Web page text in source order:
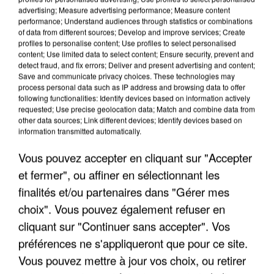
APRÈS TOUTES CES CANICULES, LES REFUGES
DE FAUNE SAUVAGE SONT...
advertising; Measure advertising performance; Measure content
performance; Understand audiences through statistics or combinations
of data from different sources; Develop and improve services; Create
profiles to personalise content; Use profiles to select personalised
content; Use limited data to select content; Ensure security, prevent and
detect fraud, and fix errors; Deliver and present advertising and content;
Save and communicate privacy choices. These technologies may
process personal data such as IP address and browsing data to offer
following functionalities: Identify devices based on information actively
requested; Use precise geolocation data; Match and combine data from
other data sources; Link different devices; Identify devices based on
information transmitted automatically.
Vous pouvez accepter en cliquant sur "Accepter
et fermer", ou affiner en sélectionnant les
finalités et/ou partenaires dans "Gérer mes
choix". Vous pouvez également refuser en
cliquant sur "Continuer sans accepter". Vos
préférences ne s'appliqueront que pour ce site.
Vous pouvez mettre à jour vos choix, ou retirer